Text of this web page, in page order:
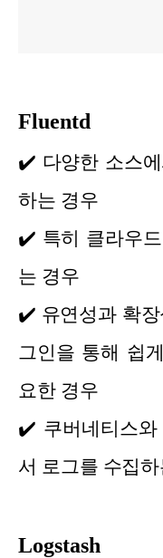
Fluentd
✔️ 다양한 소스
하는 경우
✔️ 특히 클라우
는 경우
✔️ 유연성과 확
그인을 통해 쉽
요한 경우
✔️ 쿠버네티스
서 로그를 수집
Logstash